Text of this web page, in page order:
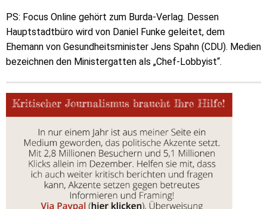
PS: Focus Online gehört zum Burda-Verlag. Dessen
Hauptstadtbüro wird von Daniel Funke geleitet, dem
Ehemann von Gesundheitsminister Jens Spahn (CDU). Medien
bezeichnen den Ministergatten als „Chef-Lobbyist“.